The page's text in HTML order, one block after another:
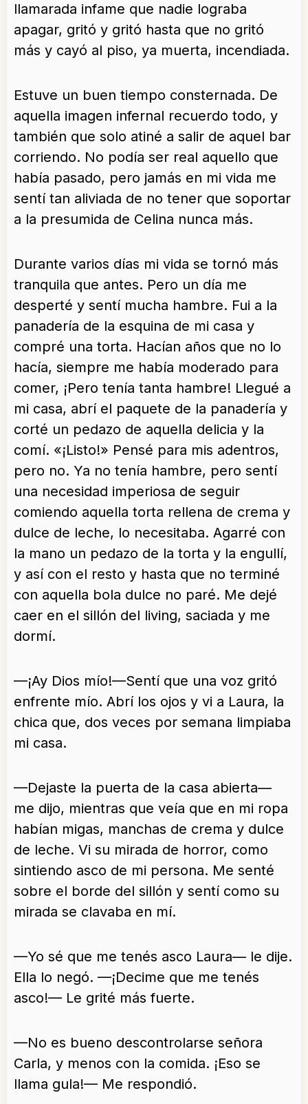
llamarada infame que nadie lograba
apagar, gritó y gritó hasta que no gritó
más y cayó al piso, ya muerta, incendiada.
Estuve un buen tiempo consternada. De
aquella imagen infernal recuerdo todo, y
también que solo atiné a salir de aquel bar
corriendo. No podía ser real aquello que
había pasado, pero jamás en mi vida me
sentí tan aliviada de no tener que soportar
a la presumida de Celina nunca más.
Durante varios días mi vida se tornó más
tranquila que antes. Pero un día me
desperté y sentí mucha hambre. Fui a la
panadería de la esquina de mi casa y
compré una torta. Hacían años que no lo
hacía, siempre me había moderado para
comer, ¡Pero tenía tanta hambre! Llegué a
mi casa, abrí el paquete de la panadería y
corté un pedazo de aquella delicia y la
comí. «¡Listo!» Pensé para mis adentros,
pero no. Ya no tenía hambre, pero sentí
una necesidad imperiosa de seguir
comiendo aquella torta rellena de crema y
dulce de leche, lo necesitaba. Agarré con
la mano un pedazo de la torta y la engullí,
y así con el resto y hasta que no terminé
con aquella bola dulce no paré. Me dejé
caer en el sillón del living, saciada y me
dormí.
—¡Ay Dios mío!—Sentí que una voz gritó
enfrente mío. Abrí los ojos y vi a Laura, la
chica que, dos veces por semana limpiaba
mi casa.
—Dejaste la puerta de la casa abierta—
me dijo, mientras que veía que en mi ropa
habían migas, manchas de crema y dulce
de leche. Vi su mirada de horror, como
sintiendo asco de mi persona. Me senté
sobre el borde del sillón y sentí como su
mirada se clavaba en mí.
—Yo sé que me tenés asco Laura— le dije.
Ella lo negó. —¡Decime que me tenés
asco!— Le grité más fuerte.
—No es bueno descontrolarse señora
Carla, y menos con la comida. ¡Eso se
llama gula!— Me respondió.